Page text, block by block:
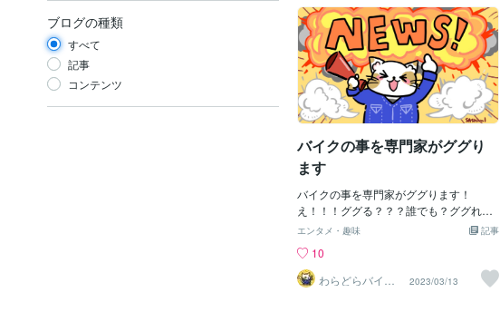
ブログの種類
すべて
記事
コンテンツ
策を書こうと思ったが体の事考えてバイ
クが故障したらレッカーの会社に相談が
良い！！！こうゆう時に頼りになるのは
赤男爵だね高いお金払ってるから相談す
ると良いバイク屋に連絡すると良いんで
すユーザーがきずかない方法があるんで
す※例えばカギをかけてそのまま置いて引
き上げてもらうなど
バイクの事を専門家がググり
ます
バイクの事を専門家がググります！
え！！！ググる？？？誰でも？ググれる
でしょう？そうですねなぜ？私のような
調べ方がわからないのです・部品の名前
がわからない・オートバイの状態から故
障かわからない・オートバイの故障名が
記事
エンタメ・趣味
10
わらどらバイク
屋
2023/03/13